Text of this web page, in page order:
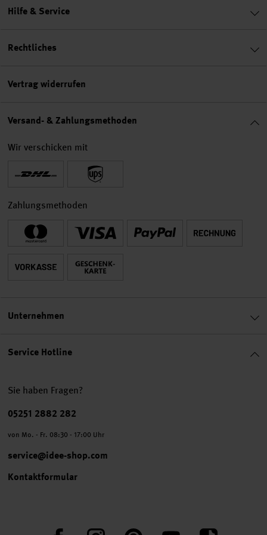
Service Hotline
Sie haben Fragen?
Telefonnummer
05251 2882 282
von Mo. - Fr. 08:30 - 17:00 Uhr
service@idee-shop.com
Kontaktformular
FacebookInstagram PinterestYouTube TikTok
Hilfe & Service
Rechtliches
Vertrag widerrufen
Versand- & Zahlungsmethoden
Wir verschicken mit
Zahlungsmethoden
Unternehmen